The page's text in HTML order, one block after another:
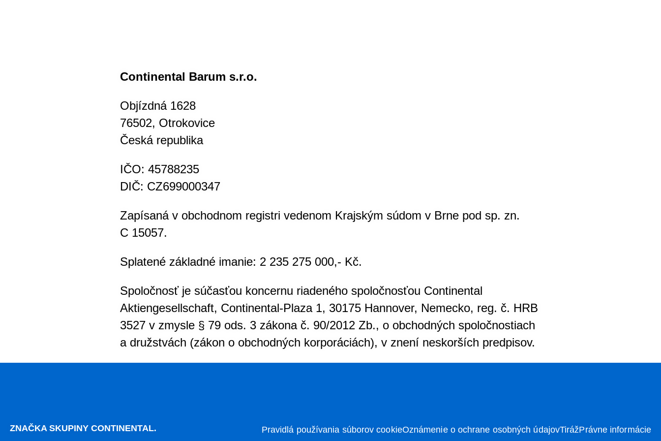
Continental Barum s.r.o.
Objízdná 1628
76502, Otrokovice
Česká republika
IČO: 45788235
DIČ: CZ699000347
Zapísaná v obchodnom registri vedenom Krajským súdom v Brne pod sp. zn.
C 15057.
Splatené základné imanie: 2 235 275 000,- Kč.
Spoločnosť je súčasťou koncernu riadeného spoločnosťou Continental
Aktiengesellschaft, Continental-Plaza 1, 30175 Hannover, Nemecko, reg. č. HRB
3527 v zmysle § 79 ods. 3 zákona č. 90/2012 Zb., o obchodných spoločnostiach
a družstvách (zákon o obchodných korporáciách), v znení neskorších predpisov.
Pravidlá používania súborov cookieOznámenie o ochrane osobných údajovTirážPrávne informácie
ZNAČKA SKUPINY CONTINENTAL.